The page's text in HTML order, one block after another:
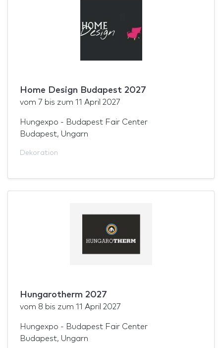
Home Design Budapest 2027
vom 7 bis zum 11 April 2027
Hungexpo - Budapest Fair Center
Budapest, Ungarn
Dekoration
Hungarotherm 2027
vom 8 bis zum 11 April 2027
Hungexpo - Budapest Fair Center
Budapest, Ungarn